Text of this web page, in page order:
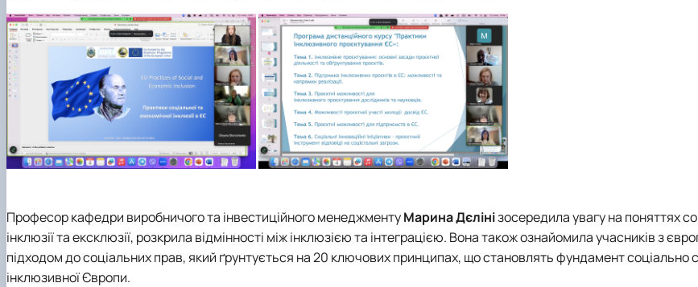
Професор кафедри виробничого та інвестиційного менеджментуМарина Дєлінізосередила увагу на поняттях
інклюзії та ексклюзії, розкрила відмінності між інклюзією та інтеграцією. Вона також ознайомила учасників з
підходом до соціальних прав, який ґрунтується на 20 ключових принципах, що становлять фундамент соціально
інклюзивної Європи.